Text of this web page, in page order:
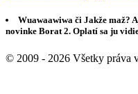
Wuawaawiwa či Jakže maž?
novinke Borat 2. Oplatí sa ju
© 2009 - 2026 Všetky práva